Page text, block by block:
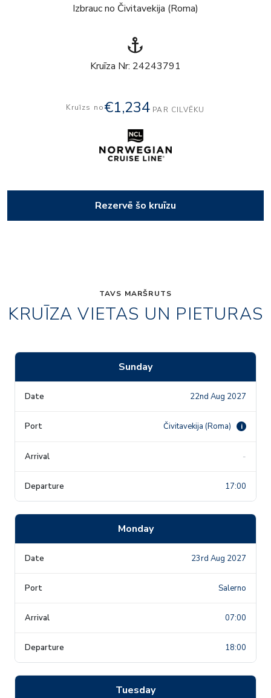
Izbrauc no Čivitavekija (Roma)
anchor
Kruīza Nr: 24243791
Kruīzs no€1,234 PAR CILVĒKU
Rezervē šo kruīzu
TAVS MARŠRUTS
KRUĪZA VIETAS UN PIETURAS
Sunday
22nd Aug 2027
Čivitavekija (Roma) i
-
17:00
Monday
23rd Aug 2027
Salerno
07:00
18:00
Tuesday